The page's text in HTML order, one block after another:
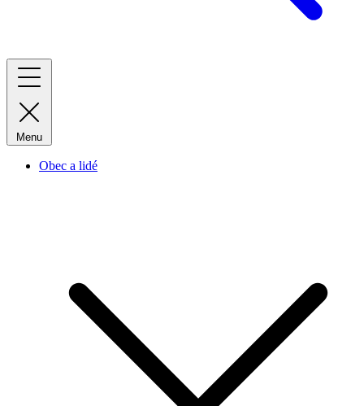
Menu
Obec a lidé